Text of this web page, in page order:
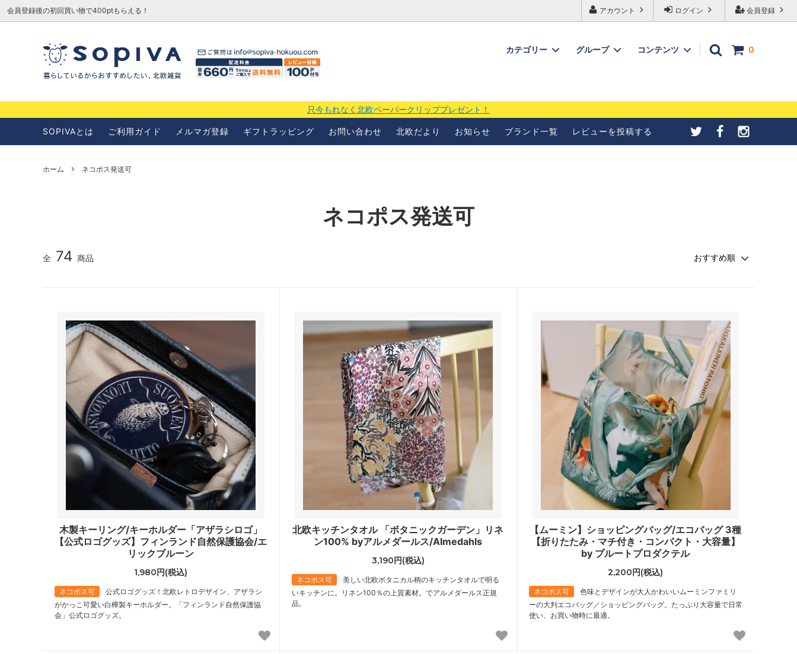
会員登録
ログイン
アカウント
会員登録後の初回買い物で400ptもらえる！
0
カテゴリー グループ コンテンツ
只今もれなく北欧ペーパークリッププレゼント！
SOPIVAとは ご利用ガイド メルマガ登録 ギフトラッピング お問い合わせ 北欧だより お知らせ ブランド一覧 レビューを投稿する
ホーム ネコポス発送可
ネコポス発送可
全 74 商品
木製キーリング/キーホルダー「アザラシロゴ」
【公式ロゴグッズ】フィンランド自然保護協会/エ
リックブルーン
1,980円(税込)
ネコポス可
公式ロゴグッズ！北欧レトロデザイン、アザラシ
がかっこ可愛い白樺製キーホルダー。「フィンランド自然保護協
会」公式ロゴグッズ。
北欧キッチンタオル 「ボタニックガーデン」リネ
ン100% byアルメダールス/Almedahls
3,190円(税込)
ネコポス可
美しい北欧ボタニカル柄のキッチンタオルで明る
いキッチンに。リネン100％の上質素材。でアルメダールス正規
品。
【ムーミン】ショッピングバッグ/エコバッグ 3種
【折りたたみ・マチ付き・コンパクト・大容量】
by プルートプロダクテル
2,200円(税込)
ネコポス可
色味とデザインが大人かわいいムーミンファミリ
ーの大判エコバッグ／ショッピングバッグ。たっぷり大容量で日常
使い、お買い物時に最適。